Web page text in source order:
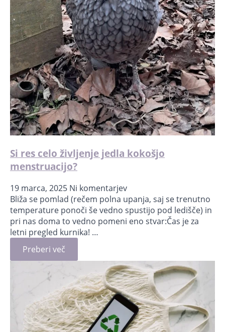
Si res celo življenje jedla kokošjo
menstruacijo?
19 marca, 2025 Ni komentarjev
Bliža se pomlad (rečem polna upanja, saj se trenutno
temperature ponoči še vedno spustijo pod ledišče) in
pri nas doma to vedno pomeni eno stvar:Čas je za
letni pregled kurnika! …
Preberi več